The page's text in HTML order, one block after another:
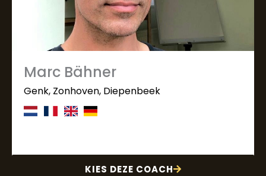
Marc Bähner
Genk, Zonhoven, Diepenbeek
KIES DEZE COACH